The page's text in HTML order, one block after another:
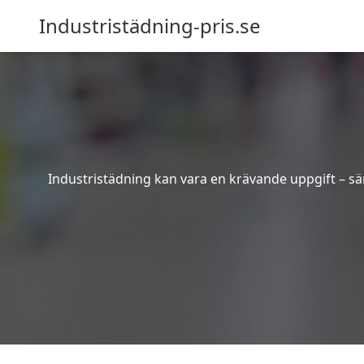
Industristädning-pris.se
Industristädning kan vara en krävande uppgift –